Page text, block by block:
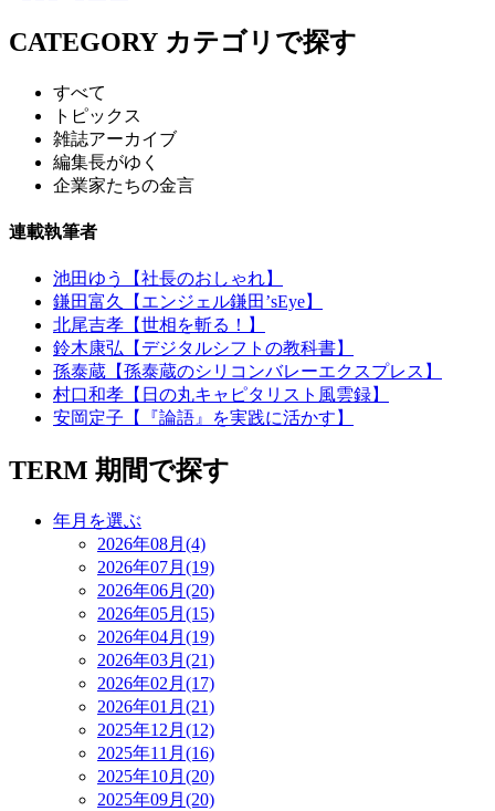
CATEGORY カテゴリで探す
すべて
トピックス
雑誌アーカイブ
編集長がゆく
企業家たちの金言
連載執筆者
池田ゆう【社長のおしゃれ】
鎌田富久【エンジェル鎌田’sEye】
北尾吉孝【世相を斬る！】
鈴木康弘【デジタルシフトの教科書】
孫泰蔵【孫泰蔵のシリコンバレーエクスプレス】
村口和孝【日の丸キャピタリスト風雲録】
安岡定子【『論語』を実践に活かす】
TERM 期間で探す
年月を選ぶ
2026年08月(4)
2026年07月(19)
2026年06月(20)
2026年05月(15)
2026年04月(19)
2026年03月(21)
2026年02月(17)
2026年01月(21)
2025年12月(12)
2025年11月(16)
2025年10月(20)
2025年09月(20)